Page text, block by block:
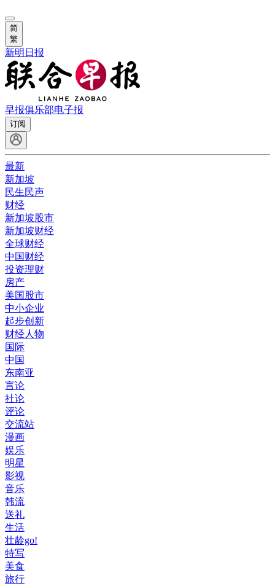
简
繁
新明日报
早报俱乐部电子报
订阅
最新
新加坡
民生民声
财经
新加坡股市
新加坡财经
全球财经
中国财经
投资理财
房产
美国股市
中小企业
起步创新
财经人物
国际
中国
东南亚
言论
社论
评论
交流站
漫画
娱乐
明星
影视
音乐
韩流
送礼
生活
壮龄go!
特写
美食
旅行